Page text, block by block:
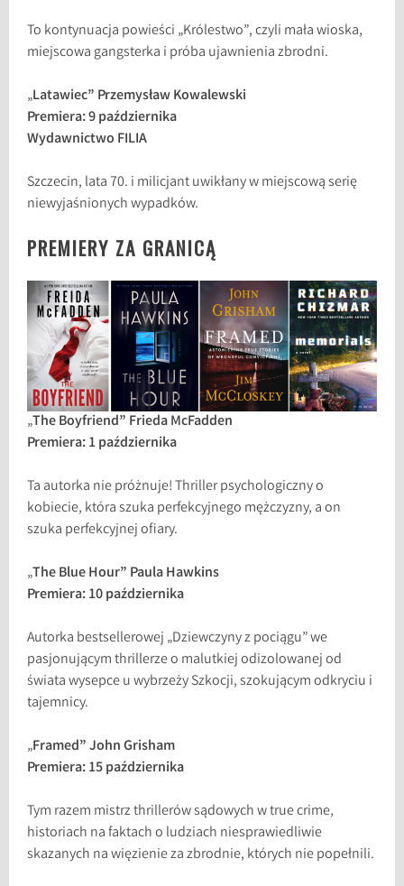
To kontynuacja powieści „Królestwo”, czyli mała wioska,
miejscowa gangsterka i próba ujawnienia zbrodni.
„Latawiec” Przemysław Kowalewski
Premiera: 9 października
Wydawnictwo FILIA
Szczecin, lata 70. i milicjant uwikłany w miejscową serię
niewyjaśnionych wypadków.
PREMIERY ZA GRANICĄ
„The Boyfriend” Frieda McFadden
Premiera: 1 października
Ta autorka nie próżnuje! Thriller psychologiczny o
kobiecie, która szuka perfekcyjnego mężczyzny, a on
szuka perfekcyjnej ofiary.
„The Blue Hour” Paula Hawkins
Premiera: 10 października
Autorka bestsellerowej „Dziewczyny z pociągu” we
pasjonującym thrillerze o malutkiej odizolowanej od
świata wysepce u wybrzeży Szkocji, szokującym odkryciu i
tajemnicy.
„Framed” John Grisham
Premiera: 15 października
Tym razem mistrz thrillerów sądowych w true crime,
historiach na faktach o ludziach niesprawiedliwie
skazanych na więzienie za zbrodnie, których nie popełnili.